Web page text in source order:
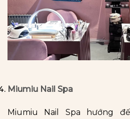
Miumiu Nail Spa
Miumiu Nail Spa hướng